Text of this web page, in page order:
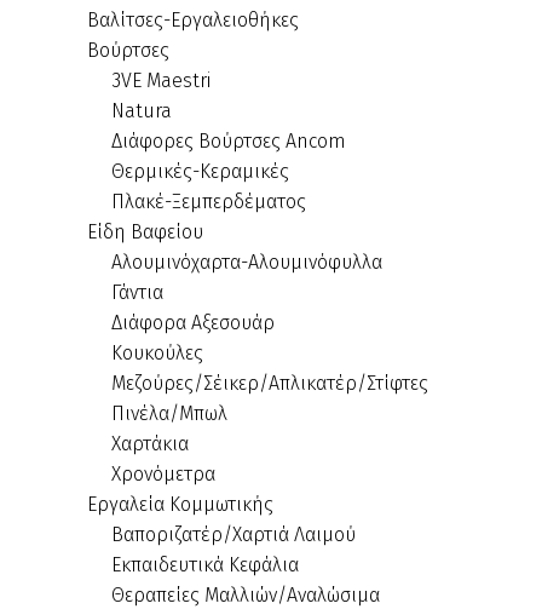
Βαλίτσες-Εργαλειοθήκες
Βούρτσες
3VE Maestri
Natura
Διάφορες Βούρτσες Ancom
Θερμικές-Κεραμικές
Πλακέ-Ξεμπερδέματος
Είδη Βαφείου
Αλουμινόχαρτα-Αλουμινόφυλλα
Γάντια
Διάφορα Αξεσουάρ
Κουκούλες
Μεζούρες/Σέικερ/Απλικατέρ/Στίφτες
Πινέλα/Μπωλ
Χαρτάκια
Χρονόμετρα
Εργαλεία Κομμωτικής
Βαποριζατέρ/Χαρτιά Λαιμού
Εκπαιδευτικά Κεφάλια
Θεραπείες Μαλλιών/Αναλώσιμα